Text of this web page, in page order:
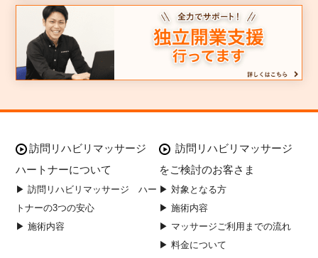
訪問リハビリマッサージ
ハートナーについて
▶ 訪問リハビリマッサージ ハー
トナーの3つの安心
▶ 施術内容
訪問リハビリマッサージ
をご検討のお客さま
▶ 対象となる方
▶ 施術内容
▶ マッサージご利用までの流れ
▶ 料金について